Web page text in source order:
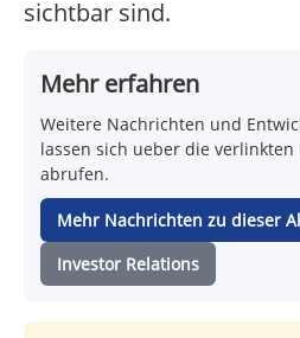
sichtbar sind.
Mehr erfahren
Weitere Nachrichten und
lassen sich ueber die verlinkten
abrufen.
Mehr Nachrichten zu dieser
Investor Relations